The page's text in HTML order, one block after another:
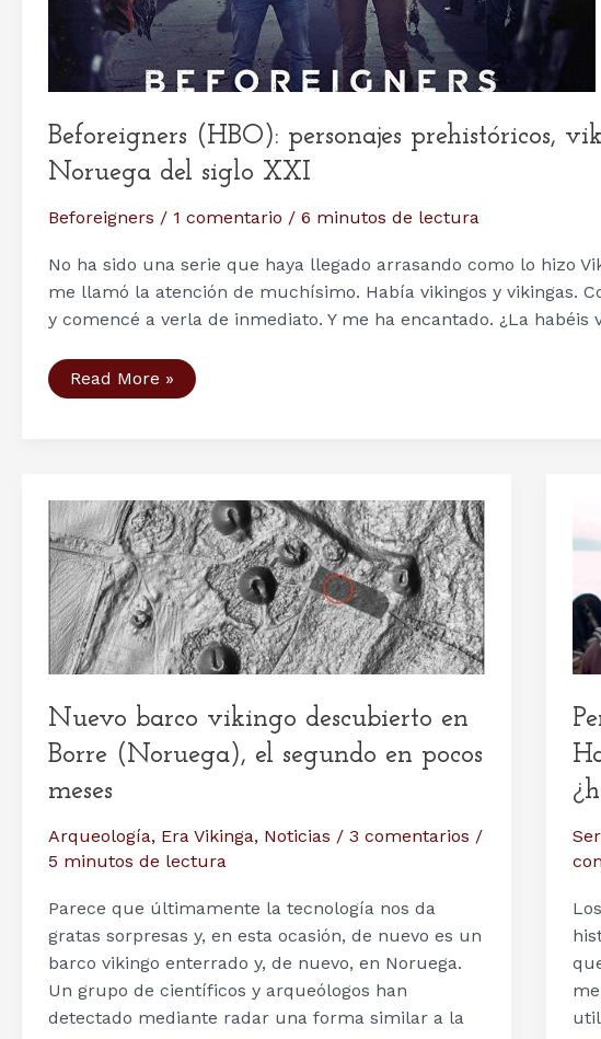
Beforeigners (HBO): personajes prehistóricos,
Noruega del siglo XXI
Beforeigners / 1 comentario / 6 minutos de lectura
No ha sido una serie que haya llegado arrasando como lo hizo
me llamó la atención de muchísimo. Había vikingos y vikingas.
y comencé a verla de inmediato. Y me ha encantado. ¿La
Beforeigners
(HBO):
en
la
Noruega
del
siglo
XXI
Read More »
Nuevo barco vikingo descubierto en
Borre (Noruega), el segundo en pocos
meses
Arqueología, Era Vikinga, Noticias / 3 comentarios /
5 minutos de lectura
Parece que últimamente la tecnología nos da
gratas sorpresas y, en esta ocasión, de nuevo es un
barco vikingo enterrado y, de nuevo, en Noruega.
Un grupo de científicos y arqueólogos han
detectado mediante radar una forma similar a la